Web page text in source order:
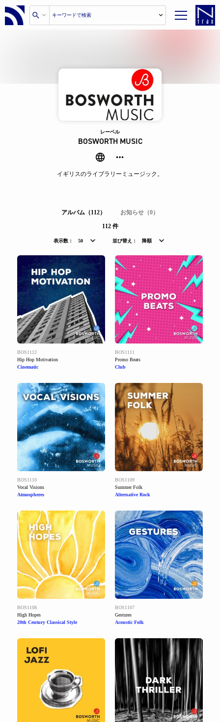
レーベル
BOSWORTH MUSIC
イギリスのライブラリーミュージック。
アルバム（112）
お知らせ（0）
112 件
表示数： 50 並び替え： 降順
BOS1112
Hip Hop Motivation
Cinematic
BOS1111
Promo Beats
Club
BOS1110
Vocal Visions
Atmospheres
BOS1109
Summer Folk
Alternative Rock
BOS1108
High Hopes
20th Century Classical Style
BOS1107
Gestures
Acoustic Folk